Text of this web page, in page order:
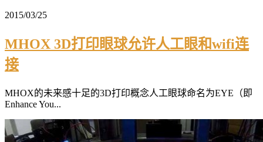
2015/03/25
MHOX 3D打印眼球允许人工眼和wifi连
接
MHOX的未来感十足的3D打印概念人工眼球命名为EYE（即
Enhance You...